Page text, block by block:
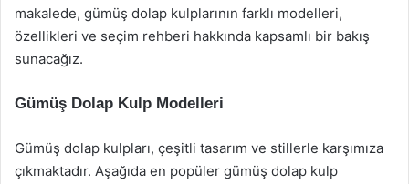
makalede, gümüş dolap kulplarının farklı modelleri,
özellikleri ve seçim rehberi hakkında kapsamlı bir bakış
sunacağız.
Gümüş Dolap Kulp Modelleri
Gümüş dolap kulpları, çeşitli tasarım ve stillerle karşımıza
çıkmaktadır. Aşağıda en popüler gümüş dolap kulp